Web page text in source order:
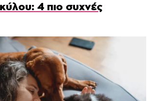
4 πιο συχνές